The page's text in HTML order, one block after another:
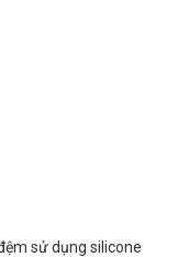
sử dụng silicone